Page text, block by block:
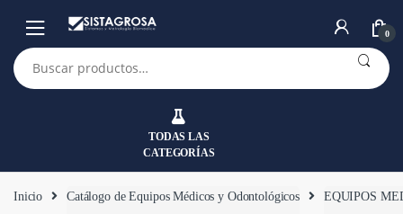
navegación
contenido
0
Buscar
por:
TODAS LAS
CATEGORÍAS
Inicio Catálogo de Equipos Médicos y Odontológicos EQUIPOS